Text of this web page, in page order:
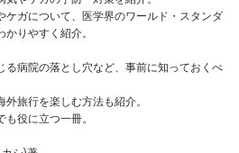
ケガについて、医学界のワールド・スタンダ
りやすく紹介。
る病院の落とし穴など、事前に知っておくべ
旅行を楽しむ方法も紹介。
役に立つ一冊。